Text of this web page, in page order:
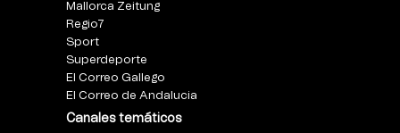
Mallorca Zeitung
Regio7
Sport
Superdeporte
El Correo Gallego
El Correo de Andalucia
Canales temáticos